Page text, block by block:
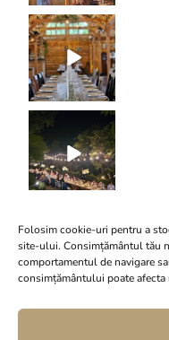
Folosim cookie-uri pentru a
site-ului. Consimțământul tău
comportamentul de navigare
consimțământului poate
Instagram